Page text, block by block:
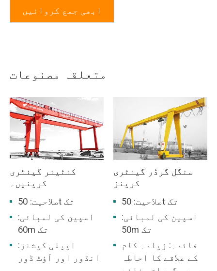
ابھی جمع کروائیں
متعلقہ مصنوعات
کنٹینر گینٹری
کرینیں۔
صلاحیت: 50t تک
اسپین کی لمبائی:
60m تک
ایپلی کیشنز:
انڈور اور آؤٹ ڈور
سنگل گرڈر گینٹری
کرینز
صلاحیت: 50t تک
اسپین کی لمبائی:
50m تک
فائدہ: زیادہ کام
کے علاقے کا احاطہ